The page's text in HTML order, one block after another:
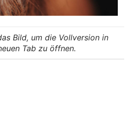
Bild, um die Vollversion in
Tab zu öffnen.